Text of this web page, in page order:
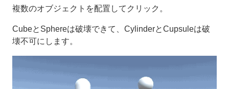
複数のオブジェクトを配置してクリック。
CubeとSphereは破壊できて、CylinderとCupsuleは破
壊不可にします。